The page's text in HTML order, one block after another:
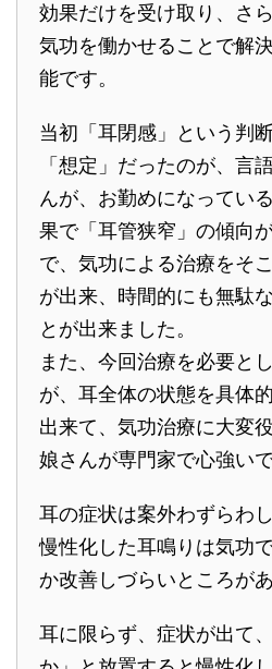
効果だけを受け取り、さ
気功を働かせることで解
能です。
当初「耳閉感」という判
「想定」だったのが、言
んが、お勤めになってい
果で「耳管狭窄」の傾向
で、気功による治療をそ
が出来、時間的にも無駄
とが出来ました。
また、今回治療を必要と
が、耳全体の状態を具体
出来て、気功治療に大変
娘さんが専門家で心強いで
耳の症状は案外わずらわ
慢性化した耳鳴りは気功
か改善しづらいところがあ
耳に限らず、症状が出て